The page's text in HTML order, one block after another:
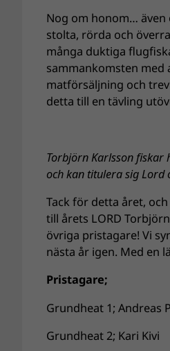
Nog om honom… även
stolta, rörda och
många duktiga
sammankomsten med
matförsäljning och
detta till en tävling
Torbjörn Karlsson fiskar
och kan titulera sig Lord
Tack för detta året, och
till årets LORD
övriga pristagare! Vi
nästa år igen. Med en
Pristagare;
Grundheat 1; Andreas
Grundheat 2; Kari Kivi